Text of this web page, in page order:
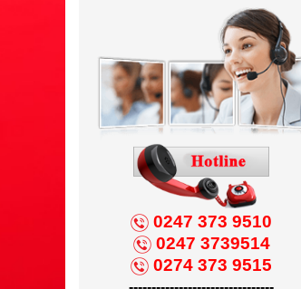
0247 373 9510
0247 3739514
0274 373 9515